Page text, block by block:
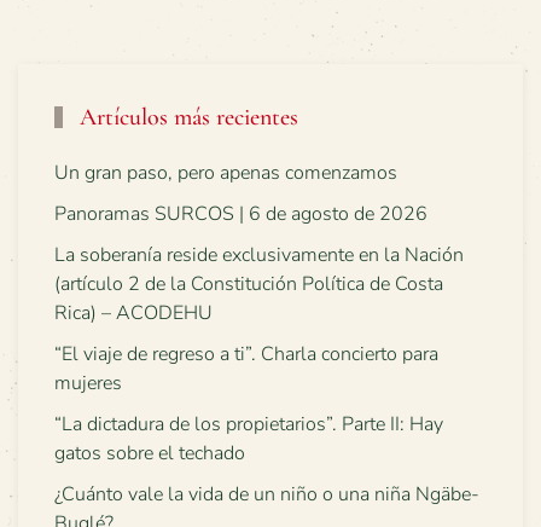
Artículos más recientes
Un gran paso, pero apenas comenzamos
Panoramas SURCOS | 6 de agosto de 2026
La soberanía reside exclusivamente en la Nación
(artículo 2 de la Constitución Política de Costa
Rica) – ACODEHU
“El viaje de regreso a ti”. Charla concierto para
mujeres
“La dictadura de los propietarios”. Parte II: Hay
gatos sobre el techado
¿Cuánto vale la vida de un niño o una niña Ngäbe-